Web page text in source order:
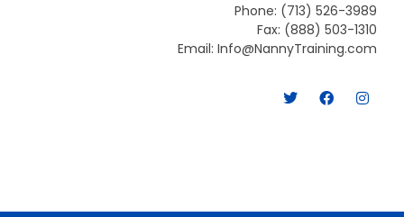
Phone: (713) 526-3989
Fax: (888) 503-1310
Email: Info@NannyTraining.com
T
w
F
a
I
n